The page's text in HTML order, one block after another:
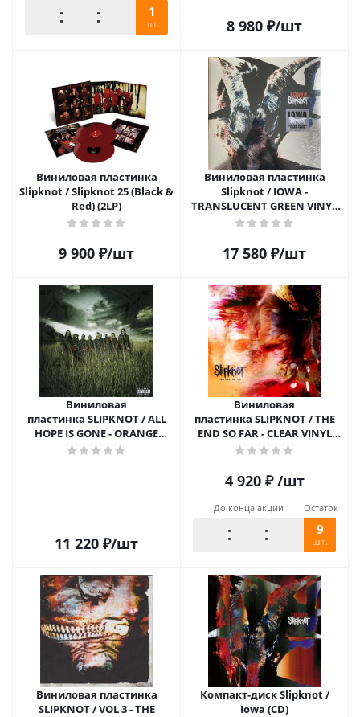
1
шт. 8 980 ₽/шт
Виниловая пластинка
Slipknot / Slipknot 25 (Black &
Red) (2LP)
9 900 ₽/шт
Виниловая пластинка
Slipknot / IOWA -
TRANSLUCENT GREEN VINYL
(2LP)
17 580 ₽/шт
Виниловая
пластинка SLIPKNOT / ALL
HOPE IS GONE - ORANGE
VINYL (2LP)
11 220 ₽/шт
Виниловая
пластинка SLIPKNOT / THE
END SO FAR - CLEAR VINYL
(2LP)
4 920₽ /шт
До конца акции Остаток
9
шт.
Виниловая пластинка
SLIPKNOT / VOL 3 - THE
Компакт-диск Slipknot /
Iowa (CD)